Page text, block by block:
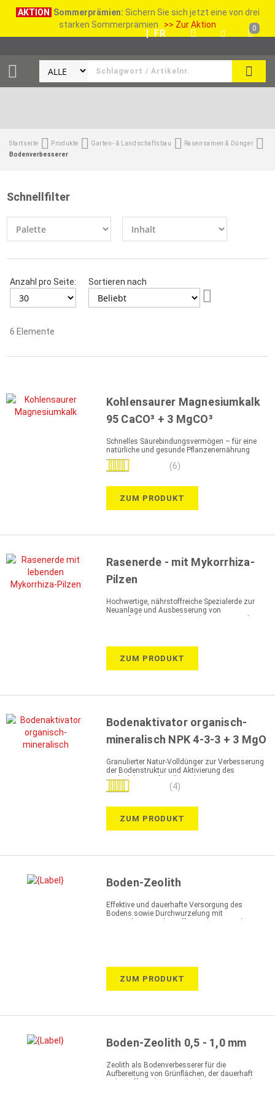
AKTION Sommerprämien: Sichern Sie sich jetzt eine von drei
starken Sommerprämien >> Zur Aktion
SUCHE
| FR 0
Startseite Produkte Garten- & Landschaftsbau
Rasensamen & Dünger
Bodenverbesserer
Schnellfilter
Anzahl pro Seite:
Sortieren nach
6 Elemente
Kohlensaurer Magnesiumkalk
95 CaCO³ + 3 MgCO³
Schnelles Säurebindungsvermögen – für eine
natürliche und gesunde Pflanzenernährung
Bewertung:
(6)
ZUM PRODUKT
Rasenerde - mit Mykorrhiza-
Pilzen
Hochwertige, nährstoffreiche Spezialerde zur
Neuanlage und Ausbesserung von
ZUM PRODUKT
Bodenaktivator organisch-
mineralisch NPK 4-3-3 + 3 MgO
Granulierter Natur-Volldünger zur Verbesserung
der Bodenstruktur und Aktivierung des
Bodenlebens – für alle Bodenarten geeignet
Bewertung: (4)
ZUM PRODUKT
Boden-Zeolith
Effektive und dauerhafte Versorgung des
Bodens sowie Durchwurzelung mit
ZUM PRODUKT
Boden-Zeolith 0,5 - 1,0 mm
Zeolith als Bodenverbesserer für die
Aufbereitung von Grünflächen, der dauerhaft